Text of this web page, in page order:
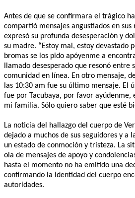
Antes de que se confirmara el trágico
compartió mensajes angustiados en sus
expresó su profunda desesperación y
su madre. “Estoy mal, estoy devastado
bromas se los pido apóyenme a
llamado desesperado que resonó entre
comunidad en línea. En otro mensaje,
las 10:30 am fue su último mensaje. El
fue por Tacubaya, por favor ayúdenme,
mi familia. Sólo quiero saber que esté
La noticia del hallazgo del cuerpo de
dejado a muchos de sus seguidores y a
un estado de conmoción y tristeza. La
ola de mensajes de apoyo y
hasta el momento no ha emitido una
confirmando la identidad del cuerpo
autoridades.